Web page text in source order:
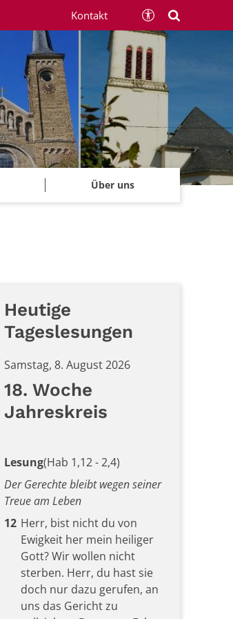
Über uns
Kontakt
Heutige
Tageslesungen
Samstag, 8. August 2026
18. Woche
Jahreskreis
Lesung(Hab 1,12 - 2,4)
Der Gerechte bleibt wegen seiner
Treue am Leben
12 Herr, bist nicht du von
Ewigkeit her mein heiliger
Gott? Wir wollen nicht
sterben. Herr, du hast sie
doch nur dazu gerufen, an
uns das Gericht zu